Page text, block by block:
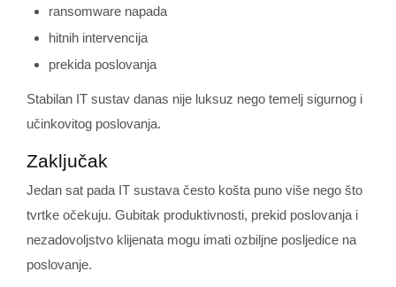
ransomware napada
hitnih intervencija
prekida poslovanja
Stabilan IT sustav danas nije luksuz nego temelj sigurnog i
učinkovitog poslovanja.
Zaključak
Jedan sat pada IT sustava često košta puno više nego što
tvrtke očekuju. Gubitak produktivnosti, prekid poslovanja i
nezadovoljstvo klijenata mogu imati ozbiljne posljedice na
poslovanje.